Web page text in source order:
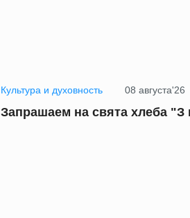
Культура и духовность 08 августа'26
Запрашаем на свята хлеба